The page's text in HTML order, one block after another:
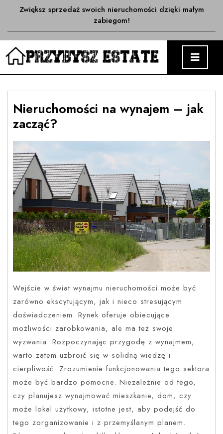
content
Zwiększ sprzedaż swoich nieruchomości dzięki małym
zabiegom!
Nieruchomości na wynajem – jak
zacząć?
Wejście w świat wynajmu nieruchomości może być
zarówno ekscytującym, jak i nieco stresującym
doświadczeniem. Rynek oferuje obiecujące
możliwości zarobkowania, ale ma też swoje
wyzwania. Rozpoczynając przygodę z wynajmem,
warto zatem uzbroić się w solidną wiedzę i
cierpliwość. Zrozumienie funkcjonowania tego sektora
może być bardzo pomocne. Niezależnie od tego,
czy planujesz wynajmować mieszkanie, dom, czy
może lokal użytkowy, istotne jest, aby podejść do
tego zorganizowanie i z przemyślanym planem.